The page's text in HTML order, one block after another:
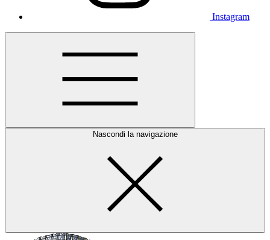
Instagram
Nascondi la navigazione